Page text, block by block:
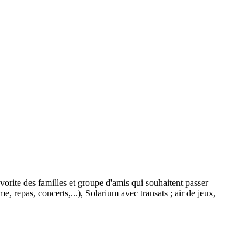
des familles et groupe d'amis qui souhaitent passer
repas, concerts,...), Solarium avec transats ; air de jeux,